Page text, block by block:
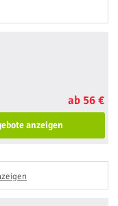
ab 56 €
anzeigen